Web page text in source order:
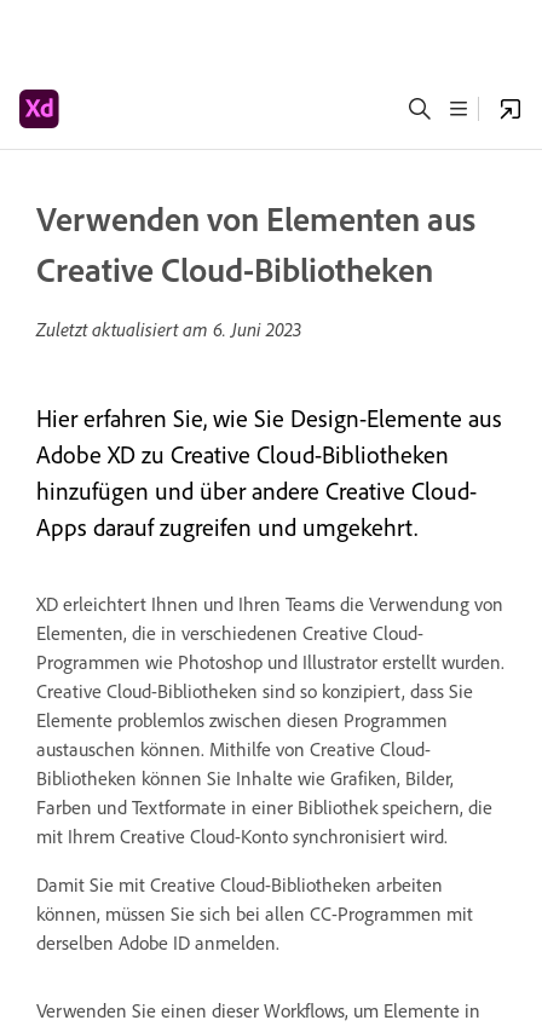
Verwenden von Elementen aus
Creative Cloud-Bibliotheken
Zuletzt aktualisiert am 6. Juni 2023
Hier erfahren Sie, wie Sie Design-Elemente aus
Adobe XD zu Creative Cloud-Bibliotheken
hinzufügen und über andere Creative Cloud-
Apps darauf zugreifen und umgekehrt.
XD erleichtert Ihnen und Ihren Teams die Verwendung von
Elementen, die in verschiedenen Creative Cloud-
Programmen wie Photoshop und Illustrator erstellt wurden.
Creative Cloud-Bibliotheken sind so konzipiert, dass Sie
Elemente problemlos zwischen diesen Programmen
austauschen können. Mithilfe von Creative Cloud-
Bibliotheken können Sie Inhalte wie Grafiken, Bilder,
Farben und Textformate in einer Bibliothek speichern, die
mit Ihrem Creative Cloud-Konto synchronisiert wird.
Damit Sie mit Creative Cloud-Bibliotheken arbeiten
können, müssen Sie sich bei allen CC-Programmen mit
derselben Adobe ID anmelden.
Verwenden Sie einen dieser Workflows, um Elemente in